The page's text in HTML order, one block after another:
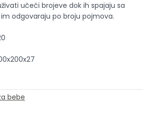
učeći brojeve dok ih spajaju sa
odgovaraju po broju pojmova.
bebe